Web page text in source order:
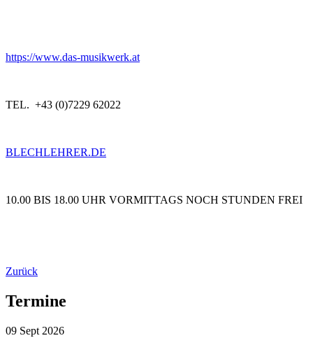
https://www.das-musikwerk.at
TEL. +43 (0)7229 62022
BLECHLEHRER.DE
10.00 BIS 18.00 UHR VORMITTAGS NOCH STUNDEN FREI
Zurück
Termine
09 Sept 2026